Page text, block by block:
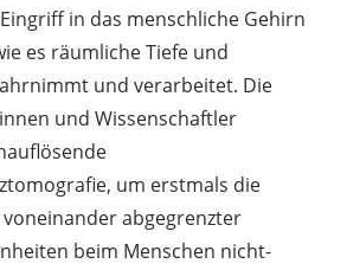
in das menschliche Gehirn
es räumliche Tiefe und
und verarbeitet. Die
und Wissenschaftler
um erstmals die
abgegrenzter
beim Menschen nicht-